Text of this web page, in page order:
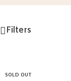
Filters
SOLD OUT